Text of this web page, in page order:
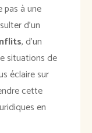
pas à une
d'un
, d'un
situations de
éclaire sur
cette
en